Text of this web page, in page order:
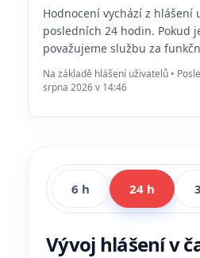
Hodnocení vychází z hlášení
posledních 24 hodin. Pokud
považujeme službu za
Na základě hlášení uživatelů •
srpna 2026 v 14:46
6 h 24 h
Vývoj hlášení v